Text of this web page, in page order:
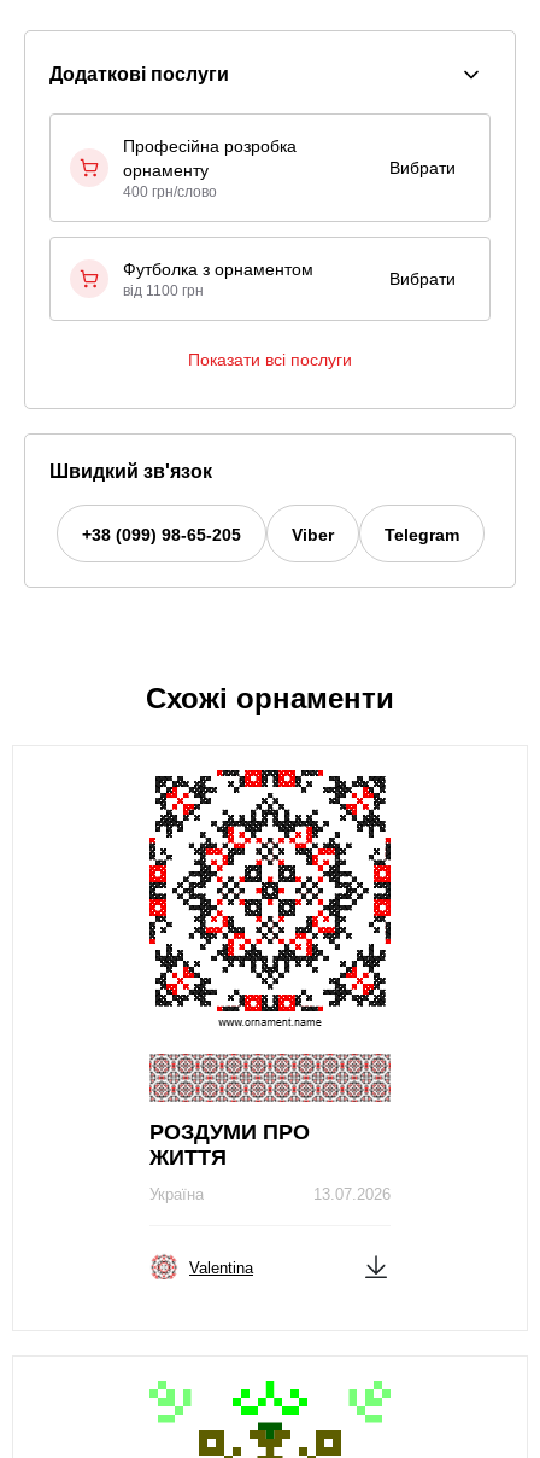
Додаткові послуги
Професійна розробка
орнаменту
400 грн/слово
Вибрати
Футболка з орнаментом
від 1100 грн
Вибрати
Показати всі послуги
Швидкий зв'язок
+38 (099) 98-65-205 Viber Telegram
Схожі орнаменти
РОЗДУМИ ПРО
ЖИТТЯ
13.07.2026
Україна
Valentina